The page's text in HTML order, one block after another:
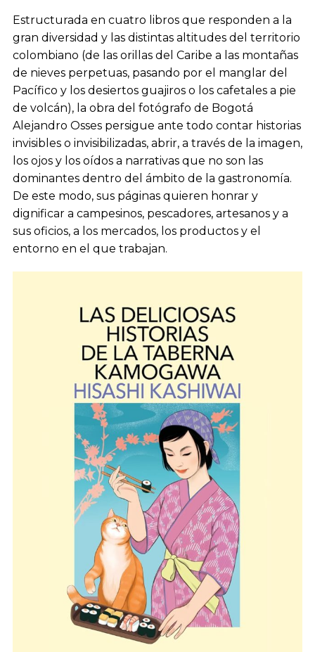
Estructurada en cuatro libros que responden a la
gran diversidad y las distintas altitudes del territorio
colombiano (de las orillas del Caribe a las montañas
de nieves perpetuas, pasando por el manglar del
Pacífico y los desiertos guajiros o los cafetales a pie
de volcán), la obra del fotógrafo de Bogotá
Alejandro Osses persigue ante todo contar historias
invisibles o invisibilizadas, abrir, a través de la imagen,
los ojos y los oídos a narrativas que no son las
dominantes dentro del ámbito de la gastronomía.
De este modo, sus páginas quieren honrar y
dignificar a campesinos, pescadores, artesanos y a
sus oficios, a los mercados, los productos y el
entorno en el que trabajan.